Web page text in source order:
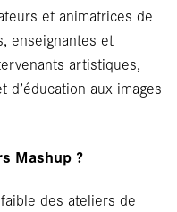
et animatrices de
enseignantes et
artistiques,
aux images
Mashup ?
des ateliers de